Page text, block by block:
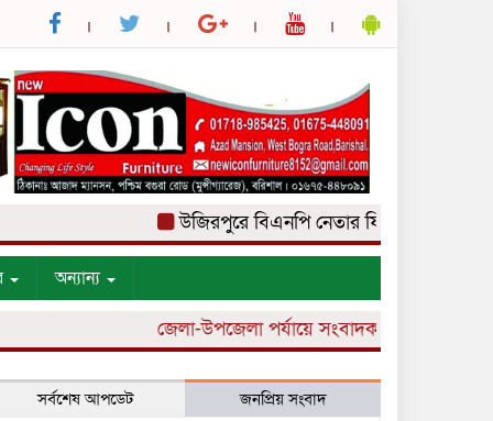
উজিরপুরে বিএনপি নেতার ফিতা কেটে বাঁশের
অন্যান্য
জেলা-উপজেলা পর্যায়ে সংবাদকর্মী নিয়োগ চলছে।
সর্বশেষ আপডেট জনপ্রিয় সংবাদ